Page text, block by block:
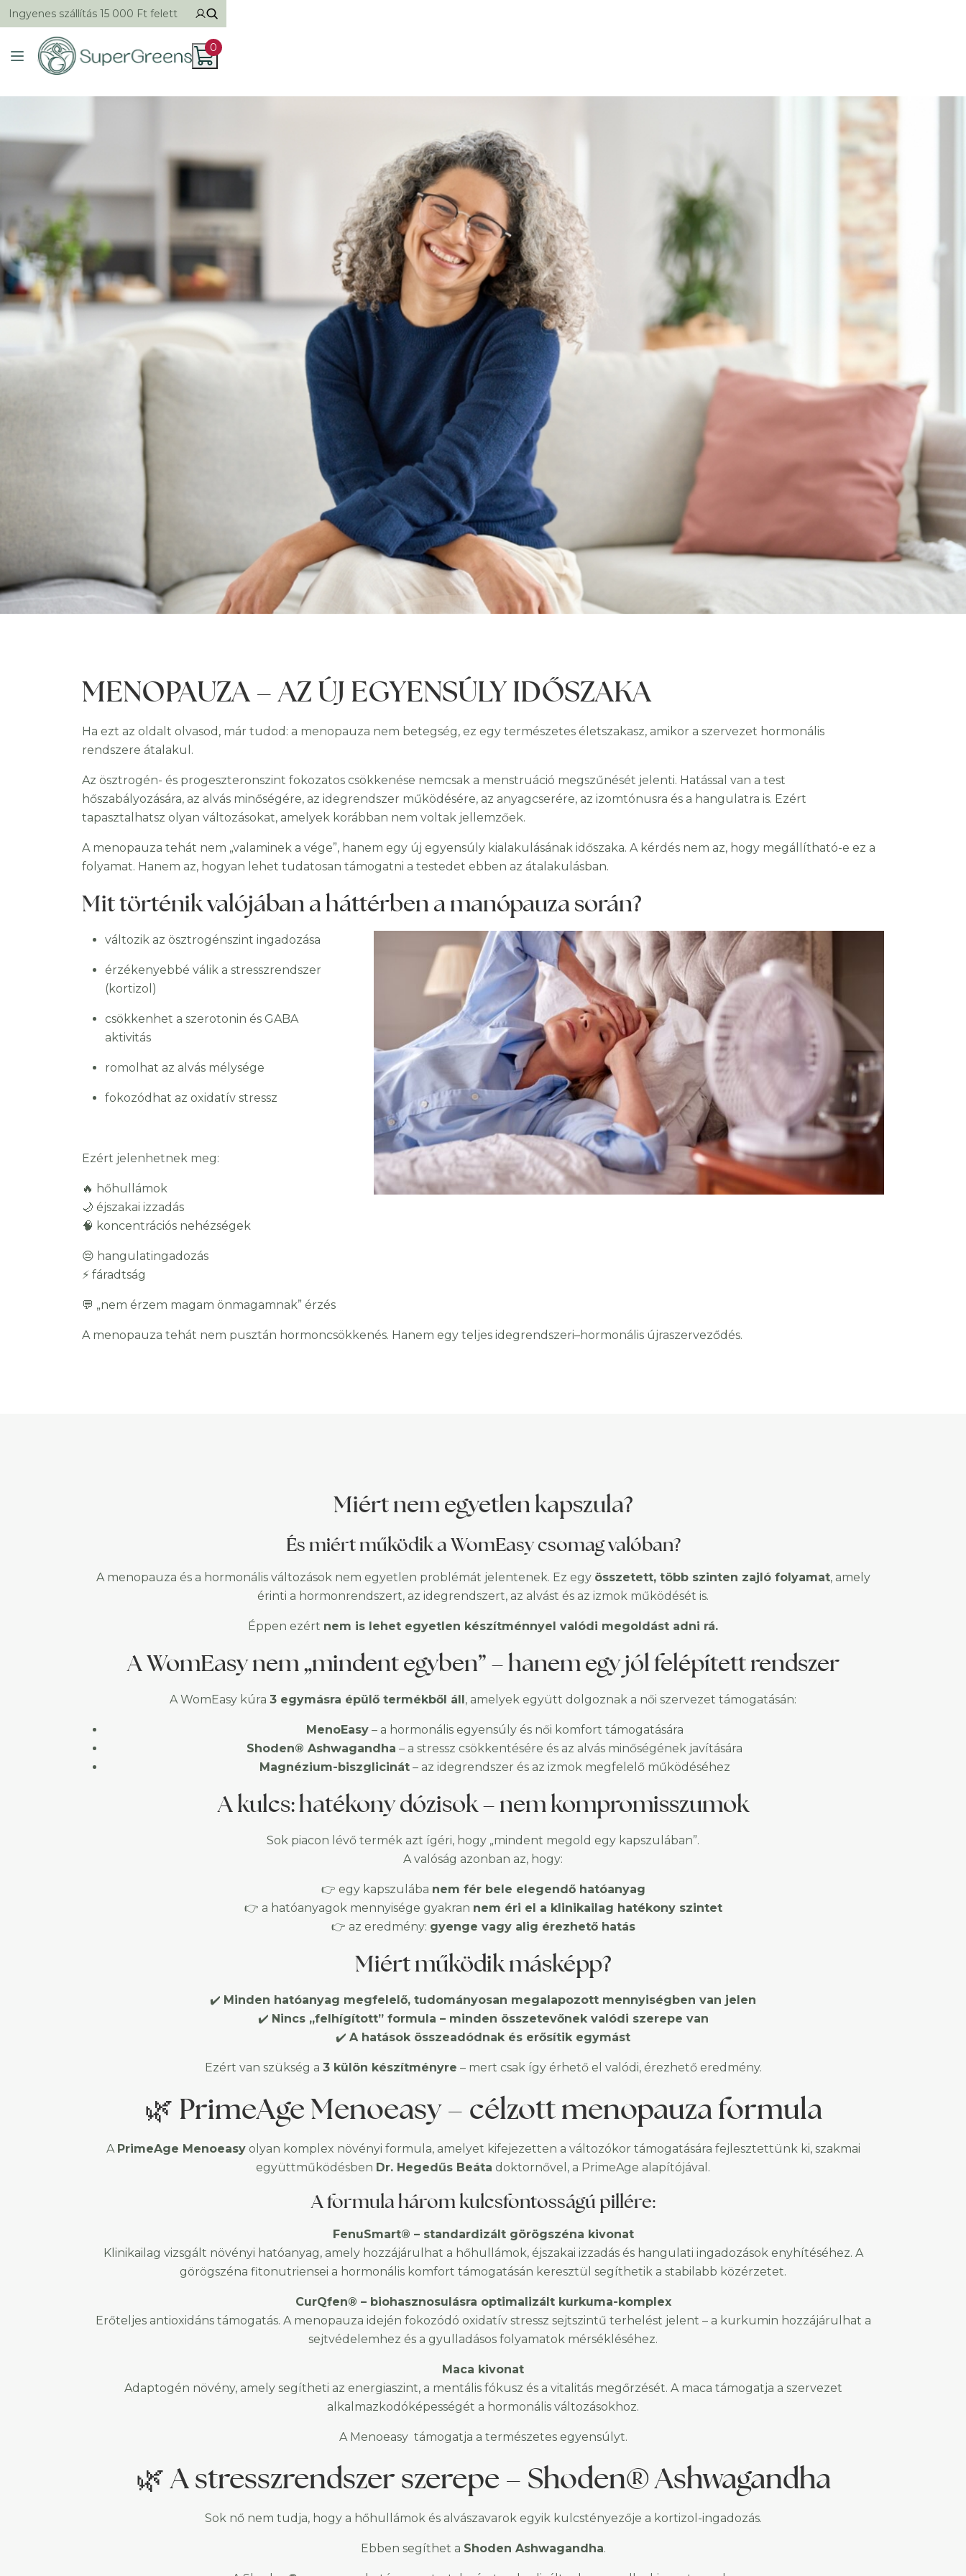
Ingyenes szállítás 15 000 Ft felett
0
MENOPAUZA – AZ ÚJ EGYENSÚLY IDŐSZAKA
Ha ezt az oldalt olvasod, már tudod: a menopauza nem betegség, ez egy természetes életszakasz, amikor a szervezet hormonális
rendszere átalakul.
Az ösztrogén- és progeszteronszint fokozatos csökkenése nemcsak a menstruáció megszűnését jelenti. Hatással van a test
hőszabályozására, az alvás minőségére, az idegrendszer működésére, az anyagcserére, az izomtónusra és a hangulatra is. Ezért
tapasztalhatsz olyan változásokat, amelyek korábban nem voltak jellemzőek.
A menopauza tehát nem „valaminek a vége”, hanem egy új egyensúly kialakulásának időszaka. A kérdés nem az, hogy megállítható-e ez a
folyamat. Hanem az, hogyan lehet tudatosan támogatni a testedet ebben az átalakulásban.
Mit történik valójában a háttérben a manópauza során?
változik az ösztrogénszint ingadozása
érzékenyebbé válik a stresszrendszer
(kortizol)
csökkenhet a szerotonin és GABA
aktivitás
romolhat az alvás mélysége
fokozódhat az oxidatív stressz
Ezért jelenhetnek meg:
🔥 hőhullámok
🌙 éjszakai izzadás
🧠 koncentrációs nehézségek
😔 hangulatingadozás
⚡ fáradtság
💬 „nem érzem magam önmagamnak” érzés
A menopauza tehát nem pusztán hormoncsökkenés. Hanem egy teljes idegrendszeri–hormonális újraszerveződés.
Miért nem egyetlen kapszula?
És miért működik a WomEasy csomag valóban?
A menopauza és a hormonális változások nem egyetlen problémát jelentenek. Ez egy összetett, több szinten zajló folyamat, amely
érinti a hormonrendszert, az idegrendszert, az alvást és az izmok működését is.
Éppen ezért nem is lehet egyetlen készítménnyel valódi megoldást adni rá.
A WomEasy nem „mindent egyben” – hanem egy jól felépített rendszer
A WomEasy kúra 3 egymásra épülő termékből áll, amelyek együtt dolgoznak a női szervezet támogatásán:
MenoEasy– a hormonális egyensúly és női komfort támogatására
Shoden® Ashwagandha – a stressz csökkentésére és az alvás minőségének javítására
Magnézium-biszglicinát– az idegrendszer és az izmok megfelelő működéséhez
A kulcs: hatékony dózisok – nem kompromisszumok
Sok piacon lévő termék azt ígéri, hogy „mindent megold egy kapszulában”.
A valóság azonban az, hogy:
👉 egy kapszulába nem fér bele elegendő hatóanyag
👉 a hatóanyagok mennyisége gyakran nem éri el a klinikailag hatékony szintet
👉 az eredmény: gyenge vagy alig érezhető hatás
Miért működik másképp?
✔️ Minden hatóanyag megfelelő, tudományosan megalapozott mennyiségben van jelen
✔️ Nincs „felhígított” formula – minden összetevőnek valódi szerepe van
✔️ A hatások összeadódnak és erősítik egymást
Ezért van szükség a 3 külön készítményre – mert csak így érhető el valódi, érezhető eredmény.
🌿 PrimeAge Menoeasy – célzott menopauza formula
A PrimeAge Menoeasyolyan komplex növényi formula, amelyet kifejezetten a változókor támogatására fejlesztettünk ki, szakmai
együttműködésben Dr. Hegedűs Beáta doktornővel, a PrimeAge alapítójával.
A formula három kulcsfontosságú pillére:
FenuSmart® – standardizált görögszéna kivonat
Klinikailag vizsgált növényi hatóanyag, amely hozzájárulhat a hőhullámok, éjszakai izzadás és hangulati ingadozások enyhítéséhez. A
görögszéna fitonutriensei a hormonális komfort támogatásán keresztül segíthetik a stabilabb közérzetet.
CurQfen® – biohasznosulásra optimalizált kurkuma-komplex
Erőteljes antioxidáns támogatás. A menopauza idején fokozódó oxidatív stressz sejtszintű terhelést jelent – a kurkumin hozzájárulhat a
sejtvédelemhez és a gyulladásos folyamatok mérsékléséhez.
Maca kivonat
Adaptogén növény, amely segítheti az energiaszint, a mentális fókusz és a vitalitás megőrzését. A maca támogatja a szervezet
alkalmazkodóképességét a hormonális változásokhoz.
A Menoeasy támogatja a természetes egyensúlyt.
🌿 A stresszrendszer szerepe – Shoden® Ashwagandha
Sok nő nem tudja, hogy a hőhullámok és alvászavarok egyik kulcstényezője a kortizol-ingadozás.
Ebben segíthet a Shoden Ashwagandha.